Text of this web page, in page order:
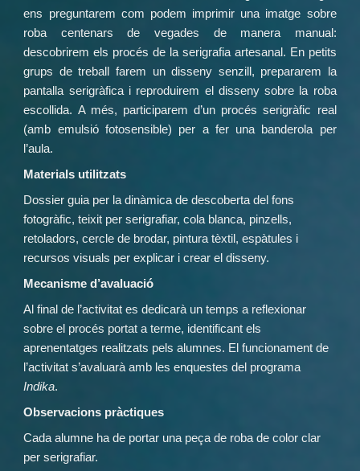
ens preguntarem com podem imprimir una imatge sobre
roba centenars de vegades de manera manual:
descobrirem els procés de la serigrafia artesanal. En petits
grups de treball farem un disseny senzill, prepararem la
pantalla serigràfica i reproduirem el disseny sobre la roba
escollida. A més, participarem d’un procés serigràfic real
(amb emulsió fotosensible) per a fer una banderola per
l’aula.
Materials utilitzats
Dossier guia per la dinàmica de descoberta del fons
fotogràfic, teixit per serigrafiar, cola blanca, pinzells,
retoladors, cercle de brodar, pintura tèxtil, espàtules i
recursos visuals per explicar i crear el disseny.
Mecanisme d’avaluació
Al final de l’activitat es dedicarà un temps a reflexionar
sobre el procés portat a terme, identificant els
aprenentatges realitzats pels alumnes. El funcionament de
l’activitat s’avaluarà amb les enquestes del programa
Indika.
Observacions pràctiques
Cada alumne ha de portar una peça de roba de color clar
per serigrafiar.